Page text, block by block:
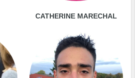
CATHERINE MARECHAL